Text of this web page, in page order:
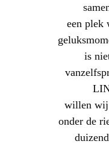
een plek
is
willen wij
onder de